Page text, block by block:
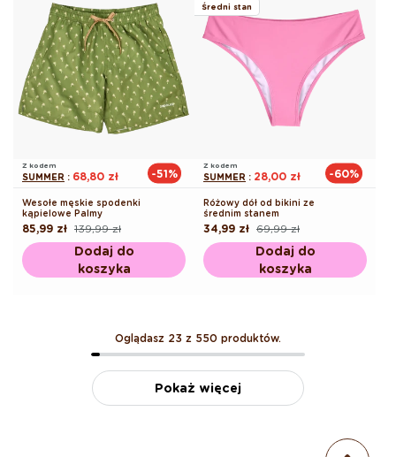
Z kodem
SUMMER : 68,80 zł -51%
Wesołe męskie spodenki
kąpielowe Palmy
Cena
regularna
139,99 zł
Cena
promocyjna
85,99 zł
Dodaj do
koszyka
Średni stan
Z kodem
SUMMER : 28,00 zł -60%
Różowy dół od bikini ze
średnim stanem
Cena
regularna
69,99 zł
Cena
promocyjna
34,99 zł
Dodaj do
koszyka
Oglądasz 23 z 550 produktów.
Pokaż więcej